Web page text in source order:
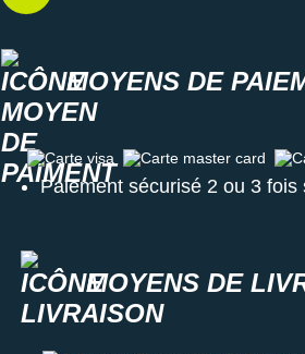
MOYENS DE
Carte visa Carte master card
Paiement sécurisé 2 ou 3 fois
MOYENS DE